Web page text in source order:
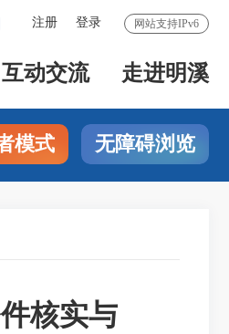
网站支持IPv6
注册 登录
互动交流 走进明溪
模式 无障碍浏览
核实与